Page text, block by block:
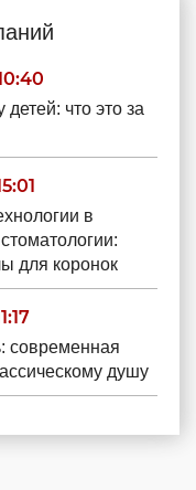
что это за
в
для коронок
современная
душу